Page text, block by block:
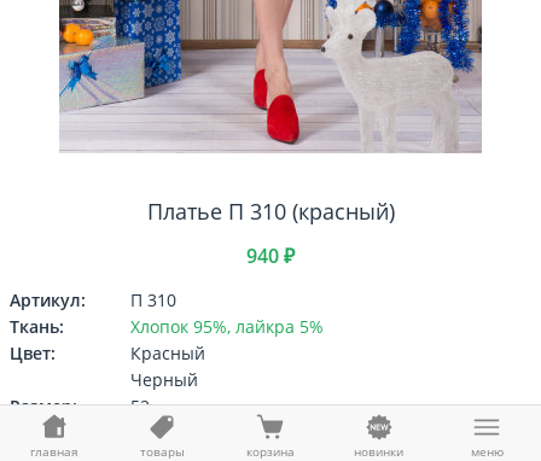
Платье П 310 (красный)
940 ₽
Артикул:
П 310
Ткань:
Хлопок 95%, лайкра 5%
Цвет:
Красный
Черный
Размер:
52
Выберите